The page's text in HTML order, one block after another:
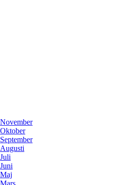
November
Oktober
September
Augusti
Juli
Juni
Maj
Mars